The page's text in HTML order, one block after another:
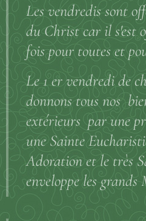
Les vendredis sont
du Christ car il s'est
fois pour toutes et
Le 1 er vendredi de
donnons tous nos
extérieurs par une
une Sainte
Adoration et le très
enveloppe les grands